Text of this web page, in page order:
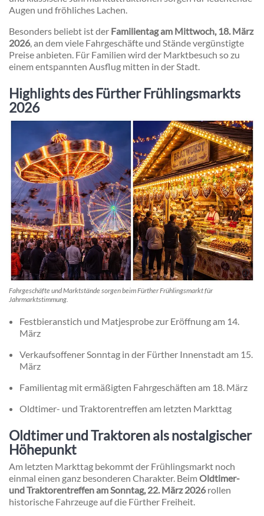
Augen und fröhliches Lachen.
Besonders beliebt ist der Familientag am Mittwoch, 18. März
2026, an dem viele Fahrgeschäfte und Stände vergünstigte
Preise anbieten. Für Familien wird der Marktbesuch so zu
einem entspannten Ausflug mitten in der Stadt.
Highlights des Fürther Frühlingsmarkts
2026
Fahrgeschäfte und Marktstände sorgen beim Fürther Frühlingsmarkt für
Jahrmarktstimmung.
Festbieranstich und Matjesprobe zur Eröffnung am 14.
März
Verkaufsoffener Sonntag in der Fürther Innenstadt am 15.
März
Familientag mit ermäßigten Fahrgeschäften am 18. März
Oldtimer- und Traktorentreffen am letzten Markttag
Oldtimer und Traktoren als nostalgischer
Höhepunkt
Am letzten Markttag bekommt der Frühlingsmarkt noch
einmal einen ganz besonderen Charakter. Beim Oldtimer-
und Traktorentreffen am Sonntag, 22. März 2026rollen
historische Fahrzeuge auf die Fürther Freiheit.